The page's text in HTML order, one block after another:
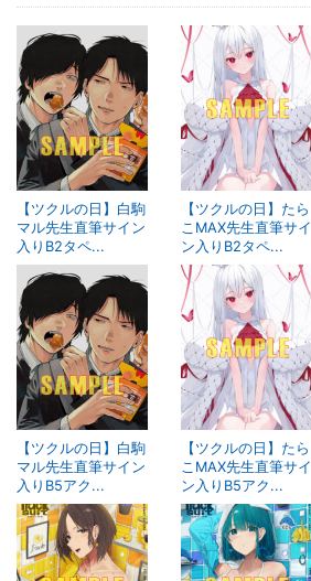
【ツクルの日】白駒
マル先生直筆サイン
入りB2タペ...
【ツクルの日】たら
こMAX先生直筆サイ
ン入りB2タペ...
【ツクルの日】白駒
マル先生直筆サイン
入りB5アク...
【ツクルの日】たら
こMAX先生直筆サイ
ン入りB5アク...